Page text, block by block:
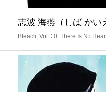
志波 海燕（しば かい
Bleach, Vol. 30: There Is No